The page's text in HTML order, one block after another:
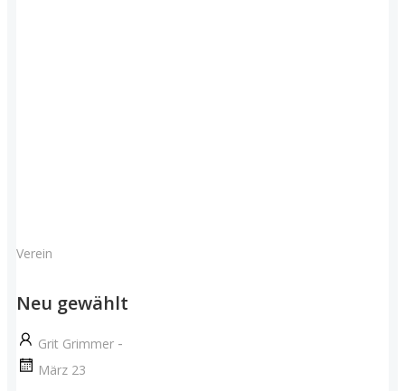
Verein
Neu gewählt
Grit Grimmer -
März 23